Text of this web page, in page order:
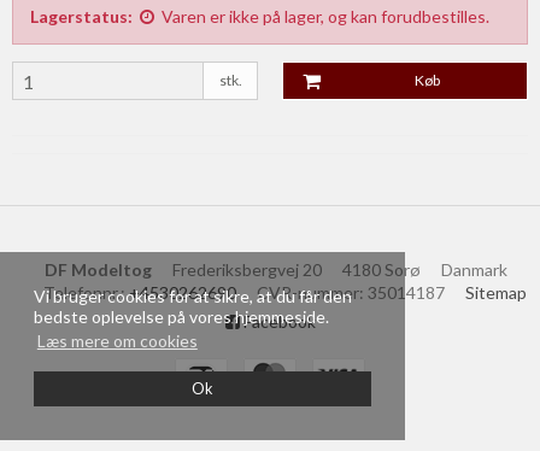
Vi bruger cookies for at sikre, at du får den
bedste oplevelse på vores hjemmeside.
Læs mere om cookies
Ok
Lagerstatus: Varen er ikke på lager, og kan forudbestilles.
stk. Køb
DF Modeltog Frederiksbergvej 20 4180 Sorø
Danmark
Telefonnr.: +4530262690 CVR-nummer: 35014187
Sitemap
Facebook